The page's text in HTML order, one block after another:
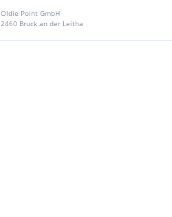
Oldie Point GmbH
2460 Bruck an der Leitha